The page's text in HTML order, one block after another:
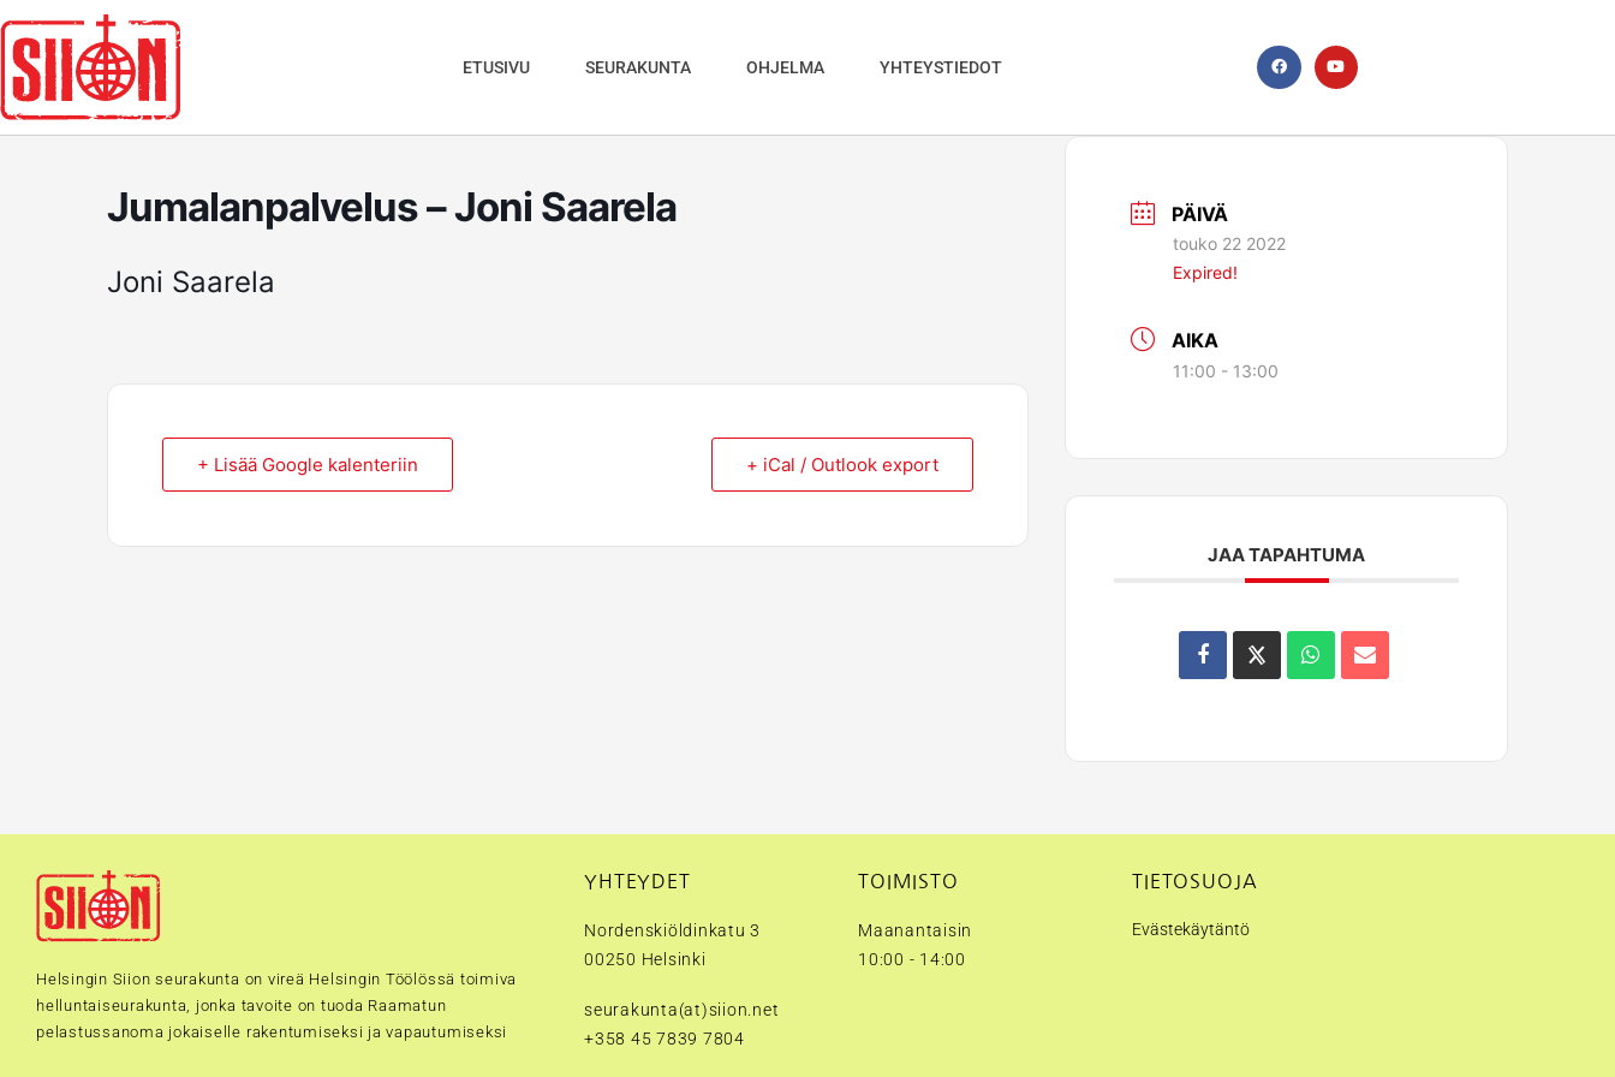
sisältöön
ETUSIVU SEURAKUNTA OHJELMA YHTEYSTIEDOT
F
a
Y
o
u
Jumalanpalvelus – Joni Saarela
Joni Saarela
+ Lisää Google kalenteriin + iCal / Outlook export
PÄIVÄ
touko 22 2022
Expired!
AIKA
11:00 - 13:00
JAA TAPAHTUMA
Helsingin Siion seurakunta on vireä Helsingin Töölössä toimiva
helluntaiseurakunta, jonka tavoite on tuoda Raamatun
pelastussanoma jokaiselle rakentumiseksi ja vapautumiseksi
YHTEYDET
Nordenskiöldinkatu 3
00250 Helsinki
seurakunta(at)siion.net
+358 45 7839 7804
TOIMISTO
Maanantaisin
10:00 - 14:00
TIETOSUOJA
Evästekäytäntö